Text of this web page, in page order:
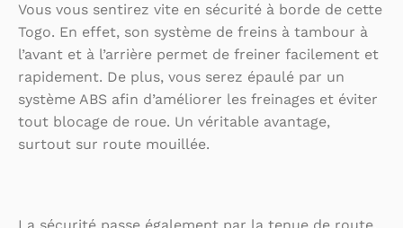
Vous vous sentirez vite en sécurité à borde de cette
Togo. En effet, son système de freins à tambour à
l’avant et à l’arrière permet de freiner facilement et
rapidement. De plus, vous serez épaulé par un
système ABS afin d’améliorer les freinages et éviter
tout blocage de roue. Un véritable avantage,
surtout sur route mouillée.